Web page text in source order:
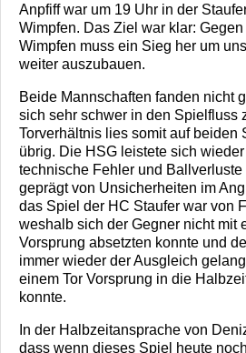
Anpfiff war um 19 Uhr in der
Wimpfen. Das Ziel war klar:
Wimpfen muss ein Sieg her um
weiter auszubauen.
Beide Mannschaften fanden nicht
sich sehr schwer in den Spielfluss
Torverhältnis lies somit auf beiden
übrig. Die HSG leistete sich
technische Fehler und
geprägt von Unsicherheiten im
das Spiel der HC Staufer war von
weshalb sich der Gegner nicht mit
Vorsprung absetzten konnte und
immer wieder der Ausgleich
einem Tor Vorsprung in die
konnte.
In der Halbzeitansprache von
dass wenn dieses Spiel heute